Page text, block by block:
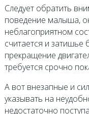
Следует обратить
поведение малыша,
неблагоприятном
считается и
прекращение
требуется срочно
А вот внезапные и
указывать на
недостаточно